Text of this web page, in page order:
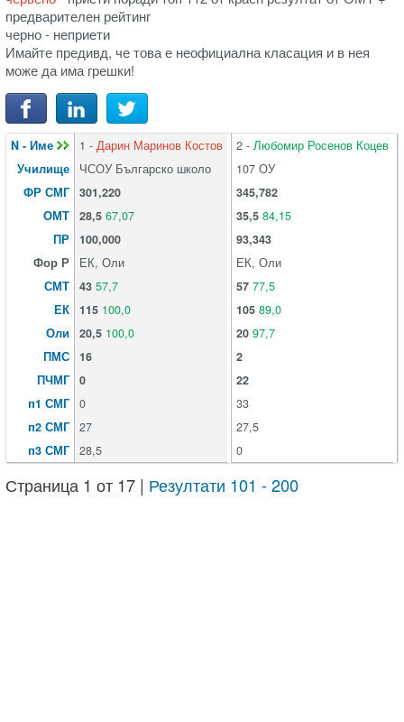
предварителен рейтинг
черно - неприети
Имайте предивд, че това е неофициална класация и в нея
може да има грешки!
N - Име
Училище
ФР СМГ
ОМТ
ПР
Фор Р
СМТ
ЕК
Оли
ПМС
ПЧМГ
п1 СМГ
п2 СМГ
п3 СМГ
1 - Дарин Маринов Костов
ЧСОУ Българско школо
301,220
28,5 67,07
100,000
ЕК, Оли
43 57,7
115 100,0
20,5 100,0
16
0
0
27
28,5
2 - Любомир Росенов Коцев
107 ОУ
345,782
35,5 84,15
93,343
ЕК, Оли
57 77,5
105 89,0
20 97,7
2
22
33
27,5
0
Страница 1 от 17 | Резултати 101 - 200